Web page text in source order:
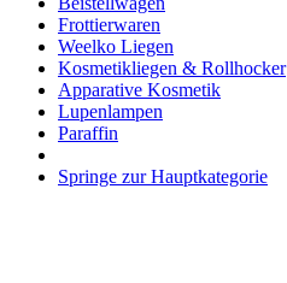
Frottierwaren
Weelko Liegen
Kosmetikliegen & Rollhocker
Apparative Kosmetik
Lupenlampen
Paraffin
Springe zur Hauptkategorie